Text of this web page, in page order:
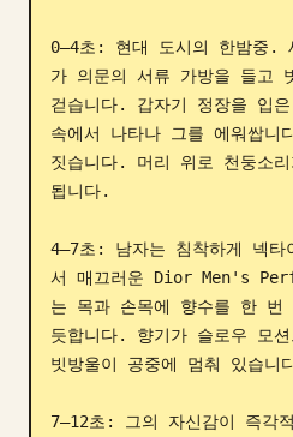
0–4초: 현대 도시의 한밤중.
가 의문의 서류 가방을 들고
걷습니다. 갑자기 정장을 입
속에서 나타나 그를 에워쌉니
짓습니다. 머리 위로 천둥소
됩니다.
4–7초: 남자는 침착하게 넥타
서 매끄러운 Dior Men's
는 목과 손목에 향수를 한 번
듯합니다. 향기가 슬로우 모
빗방울이 공중에 멈춰 있습니
7–12초: 그의 자신감이 즉각